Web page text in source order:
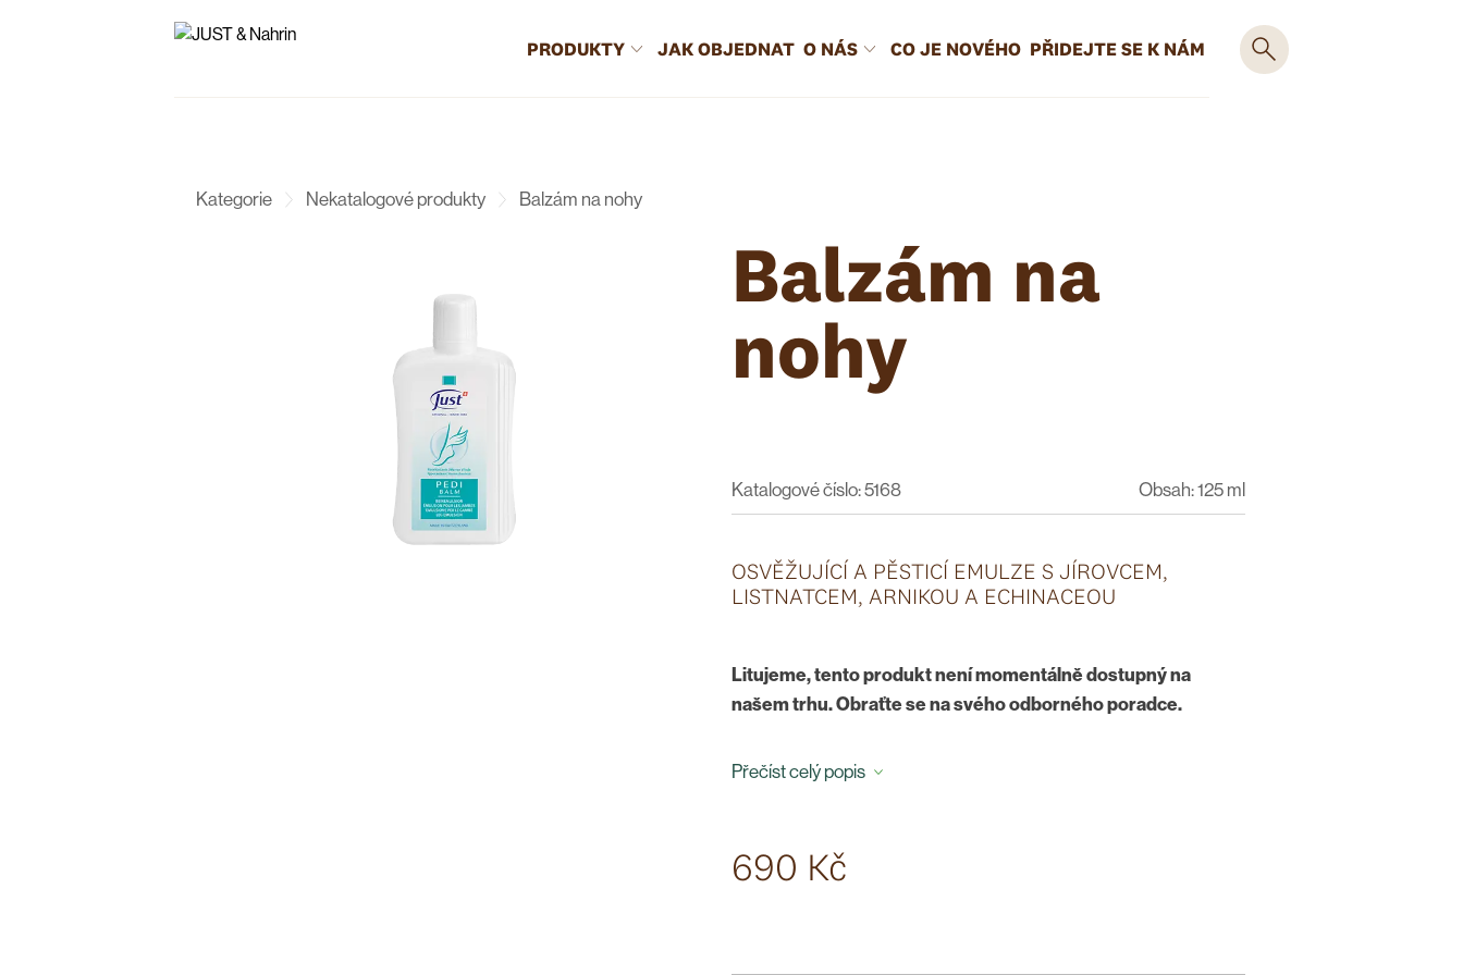
PRODUKTY JAK OBJEDNAT O NÁS CO JE NOVÉHO PŘIDEJTE SE K NÁM
Kategorie Nekatalogové produkty Balzám na nohy
Balzám na
nohy
Katalogové číslo: 5168 Obsah: 125 ml
OSVĚŽUJÍCÍ A PĚSTICÍ EMULZE S JÍROVCEM,
LISTNATCEM, ARNIKOU A ECHINACEOU
Litujeme, tento produkt není momentálně dostupný na
našem trhu. Obraťte se na svého odborného poradce.
Rychle se vstřebávající emulze oživuje unavené nohy a podporuje
doplňuje s katalogovými produkty, zejména se Solí pro koupel
nohou.
Přečíst celý popis
690 Kč